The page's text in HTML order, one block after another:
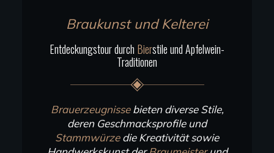
Braukunst und Kelterei
Entdeckungstour durch Bierstile und Apfelwein-
Traditionen
Brauerzeugnissebieten diverse Stile,
deren Geschmacksprofile und
Stammwürzedie Kreativität sowie